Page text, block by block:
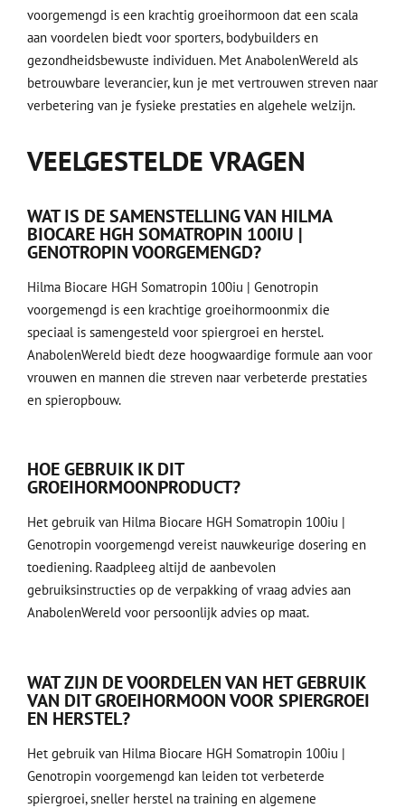
voorgemengd is een krachtig groeihormoon dat een scala
aan voordelen biedt voor sporters, bodybuilders en
gezondheidsbewuste individuen. Met AnabolenWereld als
betrouwbare leverancier, kun je met vertrouwen streven naar
verbetering van je fysieke prestaties en algehele welzijn.
VEELGESTELDE VRAGEN
WAT IS DE SAMENSTELLING VAN HILMA
BIOCARE HGH SOMATROPIN 100IU |
GENOTROPIN VOORGEMENGD?
Hilma Biocare HGH Somatropin 100iu | Genotropin
voorgemengd is een krachtige groeihormoonmix die
speciaal is samengesteld voor spiergroei en herstel.
AnabolenWereld biedt deze hoogwaardige formule aan voor
vrouwen en mannen die streven naar verbeterde prestaties
en spieropbouw.
HOE GEBRUIK IK DIT
GROEIHORMOONPRODUCT?
Het gebruik van Hilma Biocare HGH Somatropin 100iu |
Genotropin voorgemengd vereist nauwkeurige dosering en
toediening. Raadpleeg altijd de aanbevolen
gebruiksinstructies op de verpakking of vraag advies aan
AnabolenWereld voor persoonlijk advies op maat.
WAT ZIJN DE VOORDELEN VAN HET GEBRUIK
VAN DIT GROEIHORMOON VOOR SPIERGROEI
EN HERSTEL?
Het gebruik van Hilma Biocare HGH Somatropin 100iu |
Genotropin voorgemengd kan leiden tot verbeterde
spiergroei, sneller herstel na training en algemene